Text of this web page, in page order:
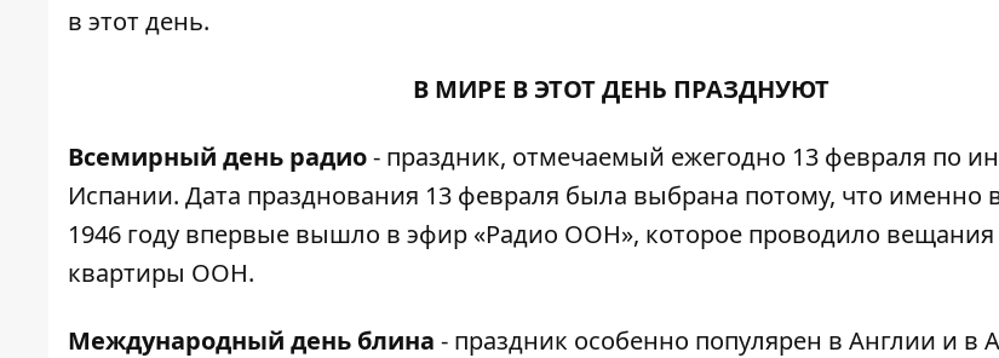
в этот день.
В МИРЕ В ЭТОТ ДЕНЬ ПРАЗДНУЮТ
Всемирный день радио- праздник, отмечаемый ежегодно 13 февраля по
Испании. Дата празднования 13 февраля была выбрана потому, что именно
1946 году впервые вышло в эфир «Радио ООН», которое проводило
квартиры ООН.
Международный день блина - праздник особенно популярен в Англии и в